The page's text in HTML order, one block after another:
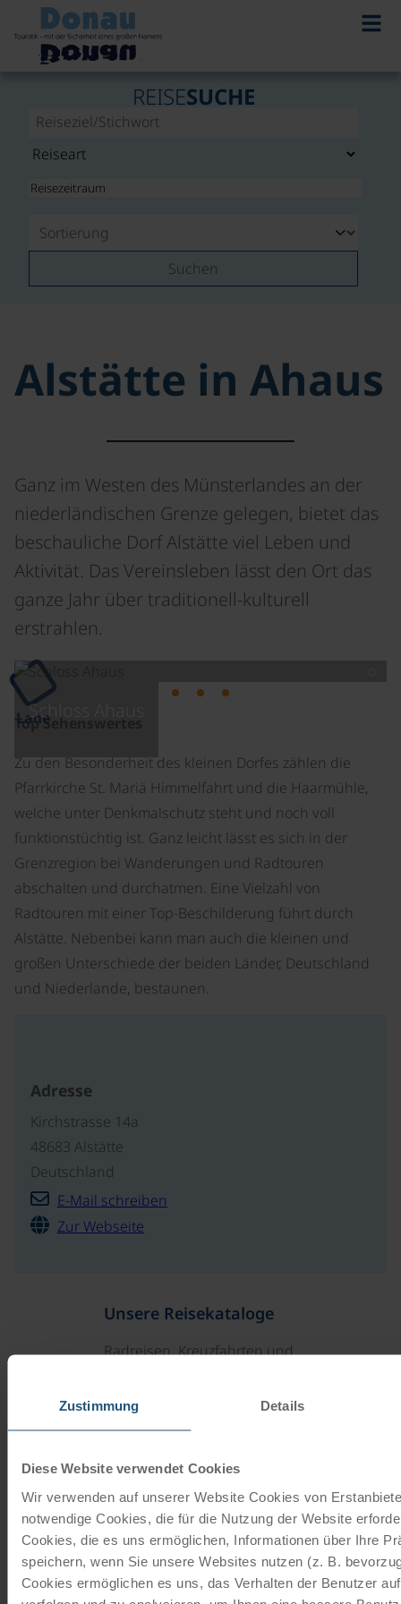
Zustimmung Details
Diese Website verwendet Cookies
Wir verwenden auf unserer Website Cookies von
notwendige Cookies, die für die Nutzung der Website
Cookies, die es uns ermöglichen, Informationen über Ihre
speichern, wenn Sie unsere Websites nutzen (z. B.
Cookies ermöglichen es uns, das Verhalten der Benutzer
REISESUCHE
Suchen
Alstätte in Ahaus
Ganz im Westen des Münsterlandes an der
niederländischen Grenze gelegen, bietet das
beschauliche Dorf Alstätte viel Leben und
Aktivität. Das Vereinsleben lässt den Ort das
ganze Jahr über traditionell-kulturell
erstrahlen.
Schloss Ahaus
Lade
Top Sehenswertes
Zu den Besonderheit des kleinen Dorfes zählen die
Pfarrkirche St. Mariä Himmelfahrt und die Haarmühle,
welche unter Denkmalschutz steht und noch voll
funktionstüchtig ist. Ganz leicht lässt es sich in der
Grenzregion bei Wanderungen und Radtouren
abschalten und durchatmen. Eine Vielzahl von
Radtouren mit einer Top-Beschilderung führt durch
Alstätte. Nebenbei kann man auch die kleinen und
großen Unterschiede der beiden Länder, Deutschland
und Niederlande, bestaunen.
Adresse
Kirchstrasse 14a
48683 Alstätte
Deutschland
E-Mail schreiben
Zur Webseite
Unsere Reisekataloge
Radreisen, Kreuzfahrten und
Schenken Sie unvergessliche
Momente!
Mit einem Reisegutschein haben Sie
immer das passende Geschenk.